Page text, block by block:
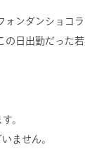
ンダンショコラ
の日出勤だった
。
ません。